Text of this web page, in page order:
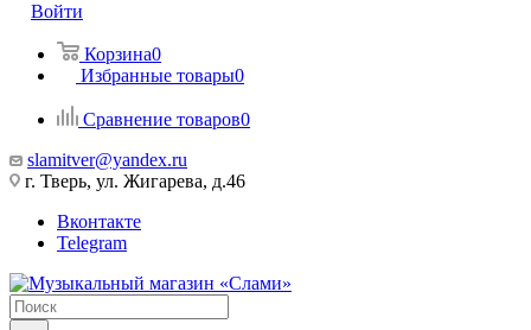
Войти
Корзина0
Избранные товары0
Сравнение товаров0
slamitver@yandex.ru
г. Тверь, ул. Жигарева, д.46
Вконтакте
Telegram